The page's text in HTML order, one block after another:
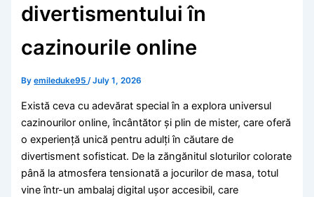
divertismentului în
cazinourile online
Byemileduke95/July 1, 2026
Există ceva cu adevărat special în a explora universul
cazinourilor online, încântător și plin de mister, care oferă
o experiență unică pentru adulți în căutare de
divertisment sofisticat. De la zăngănitul sloturilor colorate
până la atmosfera tensionată a jocurilor de masa, totul
vine într-un ambalaj digital ușor accesibil, care